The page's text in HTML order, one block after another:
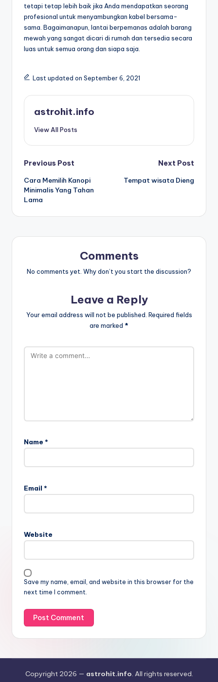
tetapi tetap lebih baik jika Anda mendapatkan seorang
profesional untuk menyambungkan kabel bersama-
sama. Bagaimanapun, lantai berpemanas adalah barang
mewah yang sangat dicari di rumah dan tersedia secara
luas untuk semua orang dan siapa saja.
Last updated on September 6, 2021
astrohit.info
View All Posts
Post
navigation
Previous Post
Cara Memilih Kanopi
Minimalis Yang Tahan
Lama
Next Post
Tempat wisata Dieng
Comments
No comments yet. Why don’t you start the discussion?
Leave a Reply
Your email address will not be published. Required fields
are marked *
Name *
Email *
Website
Save my name, email, and website in this browser for the
next time I comment.
Copyright 2026 — astrohit.info. All rights reserved.